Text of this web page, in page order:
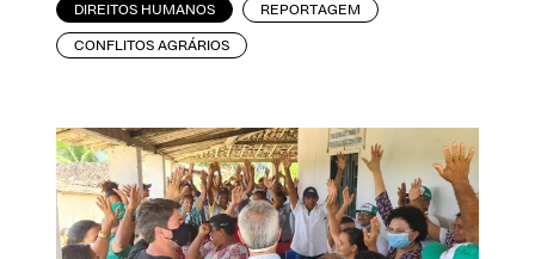
DIREITOS HUMANOS REPORTAGEM
CONFLITOS AGRÁRIOS